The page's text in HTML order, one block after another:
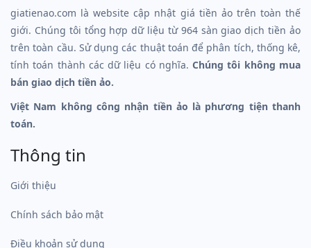
giatienao.com là website cập nhật giá tiền ảo trên toàn thế
giới. Chúng tôi tổng hợp dữ liệu từ 964 sàn giao dịch tiền ảo
trên toàn cầu. Sử dụng các thuật toán để phân tích, thống kê,
tính toán thành các dữ liệu có nghĩa.Chúng tôi không mua
bán giao dịch tiền ảo.
Việt Nam không công nhận tiền ảo là phương tiện thanh
toán.
Thông tin
Giới thiệu
Chính sách bảo mật
Điều khoản sử dụng